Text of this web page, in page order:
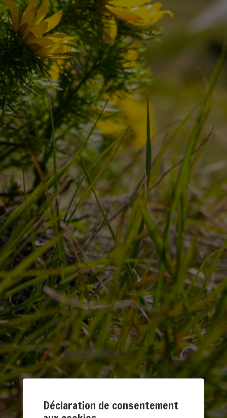
Déclaration de consentement